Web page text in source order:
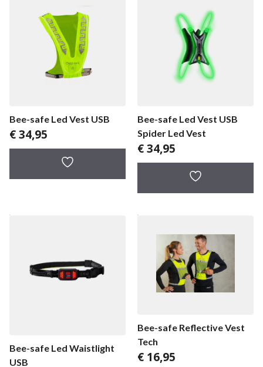
Bee-safe Led Vest USB
€34,95
Bee-safe Led Vest USB
Spider Led Vest
€34,95
Bee-safe Led Waistlight
USB
Bee-safe Reflective Vest
Tech
€ 16,95